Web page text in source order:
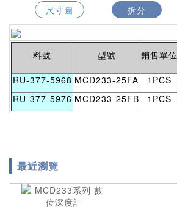
尺寸圖 拆分
料號 型號 銷售單位
RU-377-5968 MCD233-25FA 1PCS
RU-377-5976 MCD233-25FB 1PCS
最近瀏覽